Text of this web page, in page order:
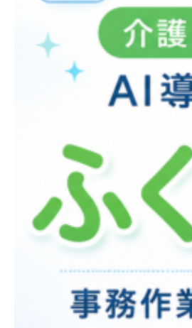
プライバシーポリシー
遺品整理
老人ホーム